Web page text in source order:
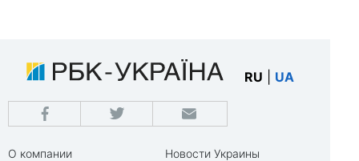
RU UA
О компании
Новости Украины